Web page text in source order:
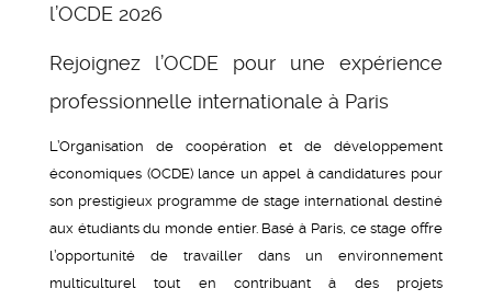
l’OCDE 2026
Rejoignez l’OCDE pour une expérience
professionnelle internationale à Paris
L’Organisation de coopération et de développement
économiques (OCDE) lance un appel à candidatures pour
son prestigieux programme de stage international destiné
aux étudiants du monde entier. Basé à Paris, ce stage offre
l’opportunité de travailler dans un environnement
multiculturel tout en contribuant à des projets